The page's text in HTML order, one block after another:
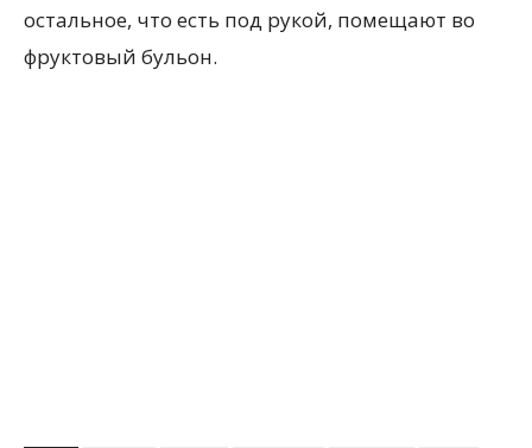
остальное, что есть под рукой, помещают во
фруктовый бульон.